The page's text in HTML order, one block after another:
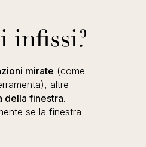
infissi?
mirate (come
altre
della finestra.
se la finestra